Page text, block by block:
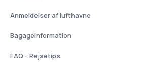
Anmeldelser af lufthavne
Bagageinformation
FAQ - Rejsetips